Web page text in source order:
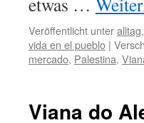
Veröffentlicht unteralltag,
vida en el pueblo |
mercado, Palestina,
Viana do